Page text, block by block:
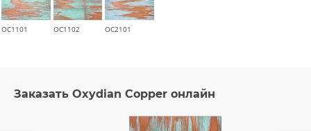
OC1101 OC1102 OC2101
Заказать Oxydian Copper онлайн